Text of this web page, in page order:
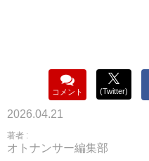
コメント (Twitter)
2026.04.21
著者 :
オトナンサー編集部